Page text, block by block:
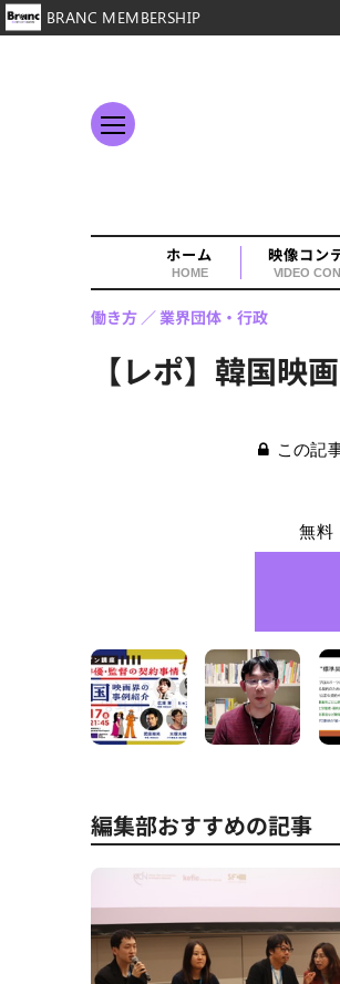
ホーム
HOME
映像コン
VIDEO
【レポ】韓国映
働き方 業界団体・行政
この記
無料
編集部おすすめの記事
BRANC MEMBERSHIP